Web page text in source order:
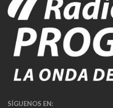
SÍGUENOS EN: